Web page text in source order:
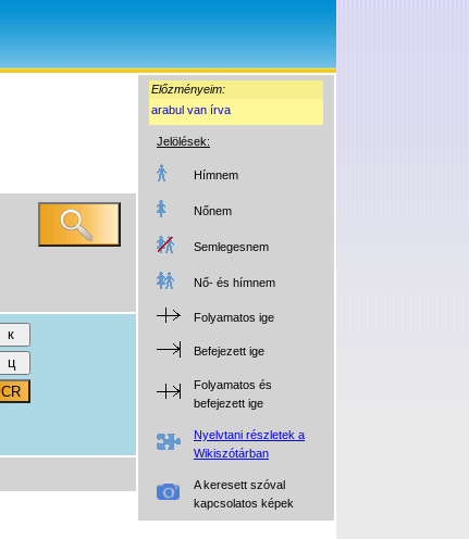
Előzményeim:
arabul van írva
Jelölések:
Hímnem
Nőnem
Semlegesnem
Nő- és hímnem
Folyamatos ige
Befejezett ige
Folyamatos és
befejezett ige
Nyelvtani részletek a
Wikiszótárban
A keresett szóval
kapcsolatos képek